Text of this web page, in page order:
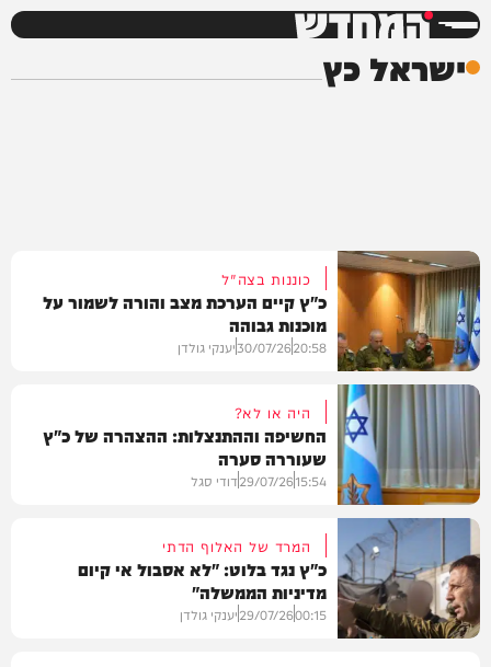
המחדש
ישראל כץ
צבא וביטחון
כוננות בצה"ל
כ"ץ קיים הערכת מצב והורה לשמור על
מוכנות גבוהה
20:58
30/07/26יענקי גולדן
צבא וביטחון
היה או לא?
החשיפה וההתנצלות: ההצהרה של כ"ץ
שעוררה סערה
15:54
29/07/26דודי סגל
המרד של האלוף הדתי
כ"ץ נגד בלוט: "לא אסבול אי קיום
מדיניות הממשלה"
00:15
29/07/26יענקי גולדן